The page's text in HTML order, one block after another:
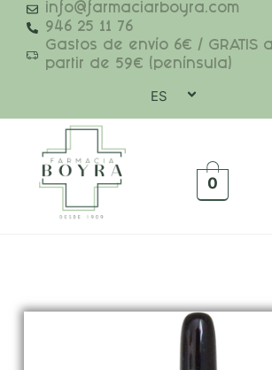
info@farmaciarboyra.com
946 25 11 76
Gastos de envío 6€ / GRATIS a
partir de 59€ (península)
ES
0